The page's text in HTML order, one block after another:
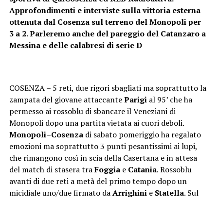
Approfondimenti e interviste sulla vittoria esterna
ottenuta dal Cosenza sul terreno del Monopoli per
3 a 2. Parleremo anche del pareggio del Catanzaro a
Messina e delle calabresi di serie D
COSENZA – 5 reti, due rigori sbagliati ma soprattutto la
zampata del giovane attaccanteParigial 95’ che ha
permesso ai rossoblu di sbancare il Veneziani di
Monopoli dopo una partita vietata ai cuori deboli.
Monopoli–Cosenzadi sabato pomeriggio ha regalato
emozioni ma soprattutto 3 punti pesantissimi ai lupi,
che rimangono così in scia della Casertana e in attesa
del match di stasera traFoggiae Catania. Rossoblu
avanti di due reti a metà del primo tempo dopo un
micidiale uno/due firmato daArrighinie Statella. Sul